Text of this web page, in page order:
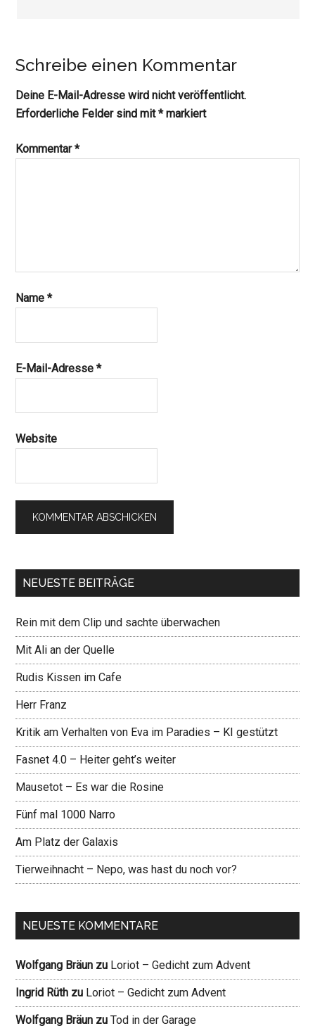
Schreibe einen Kommentar
Deine E-Mail-Adresse wird nicht veröffentlicht.
Erforderliche Felder sind mit*markiert
Kommentar*
Name*
E-Mail-Adresse*
Website
NEUESTE BEITRÄGE
Rein mit dem Clip und sachte überwachen
Mit Ali an der Quelle
Rudis Kissen im Cafe
Herr Franz
Kritik am Verhalten von Eva im Paradies – KI gestützt
Fasnet 4.0 – Heiter geht’s weiter
Mausetot – Es war die Rosine
Fünf mal 1000 Narro
Am Platz der Galaxis
Tierweihnacht – Nepo, was hast du noch vor?
NEUESTE KOMMENTARE
Wolfgang Bräun zu Loriot – Gedicht zum Advent
Ingrid Rüth zu Loriot – Gedicht zum Advent
Wolfgang Bräun zuTod in der Garage